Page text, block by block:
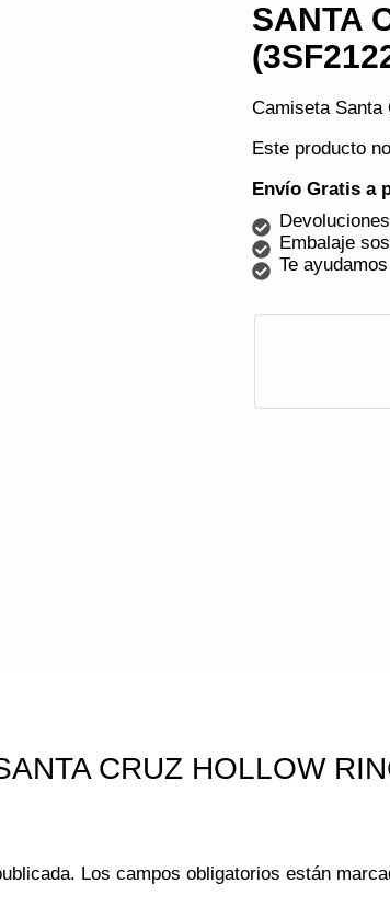
SANTA
Camiseta Santa
Este producto
Envío Gratis a
Embalaje
Te
CRUZ HOLLOW
Los campos obligatorios están